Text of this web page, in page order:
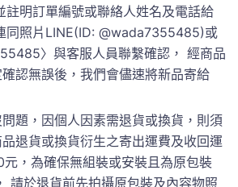
註明訂單編號或聯絡人姓名及電話給
同照片LINE(ID: @wada7355485)或
〉與客服人員聯繫確認， 經商品
認無誤後，我們會儘速將新品寄給
題，因個人因素需退貨或換貨，則須
退貨或換貨衍生之寄出運費及收回運
，為確保無組裝或安裝且為原包裝
請於退貨前先拍攝原包裝及內容物照